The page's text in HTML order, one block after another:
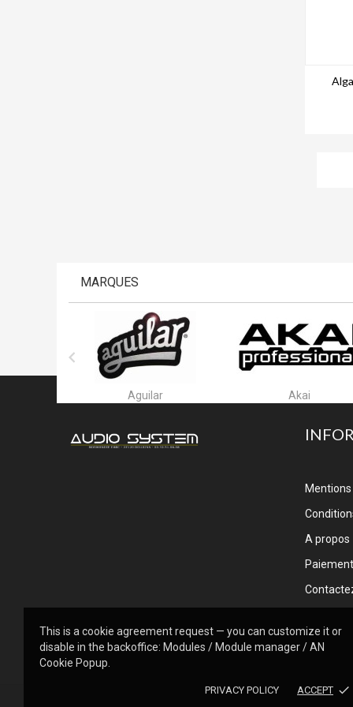
This is a cookie agreement request — you can customize it or
disable in the backoffice: Modules / Module manager / AN
Cookie Popup.
PRIVACY POLICY ACCEPT done
MARQUES

Akai Alctron
A propos